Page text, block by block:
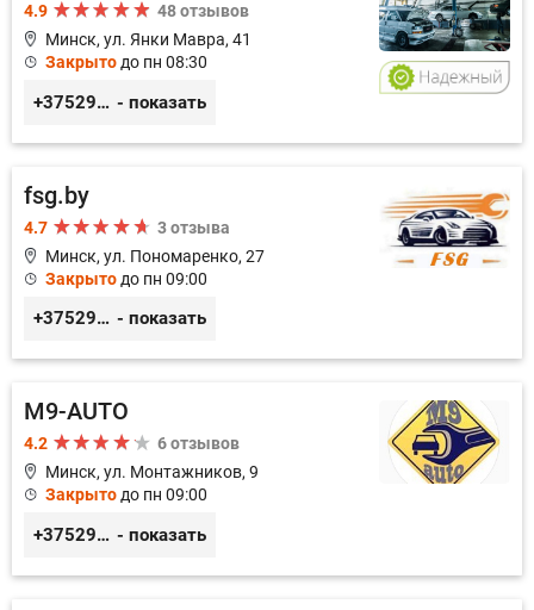
4.9
48 отзывов
Минск, ул. Янки Мавра, 41
Закрыто до пн 08:30
+375299579797 - показать
fsg.by
4.7
3 отзыва
Минск, ул. Пономаренко, 27
Закрыто до пн 09:00
+375291882338 - показать
M9-AUTO
4.2
6 отзывов
Минск, ул. Монтажников, 9
Закрытодо пн 09:00
+375299395764 - показать